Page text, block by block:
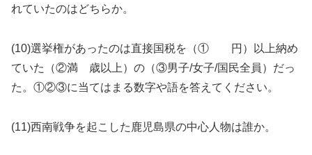
れていたのはどちらか。
(10)選挙権があったのは直接国税を（① 円）以上納め
ていた（②満 歳以上）の（③男子/女子/国民全員）だっ
た。①②③に当てはまる数字や語を答えてください。
(11)西南戦争を起こした鹿児島県の中心人物は誰か。